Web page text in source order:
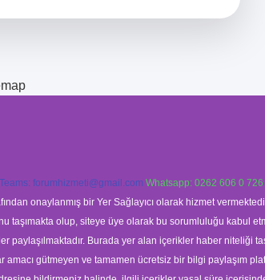
Teams: forumhizmeti@gmail.com Whatsapp: 0262 606 0 726
onaylanmış bir Yer Sağlayıcı olarak hizmet
taşımakta olup, siteye üye olarak bu sorumluluğu kabul
paylaşılmaktadır. Burada yer alan içerikler haber niteliği
gütmeyen ve tamamen ücretsiz bir bilgi paylaşım